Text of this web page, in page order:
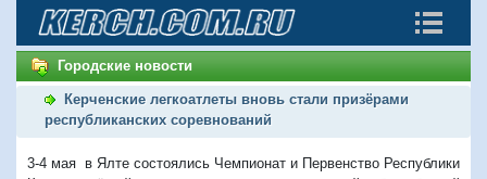
Городские новости
Керченские легкоатлеты вновь стали призёрами
республиканских соревнований
3-4 мая в Ялте состоялись Чемпионат и Первенство Республики